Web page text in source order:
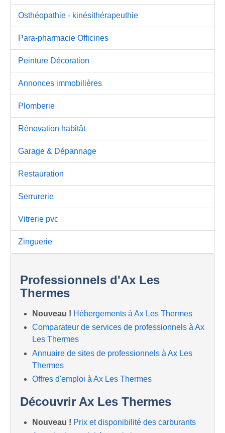
Osthéopathie - kinésithérapeuthie
Para-pharmacie Officines
Peinture Décoration
Annonces immobilières
Plomberie
Rénovation habitât
Garage & Dépannage
Restauration
Serrurerie
Vitrerie pvc
Zinguerie
Professionnels d'Ax Les
Thermes
Nouveau ! Hébergements à Ax Les Thermes
Comparateur de services de professionnels à Ax
Les Thermes
Annuaire de sites de professionnels à Ax Les
Thermes
Offres d'emploi à Ax Les Thermes
Découvrir Ax Les Thermes
Nouveau ! Prix et disponibilité des carburants